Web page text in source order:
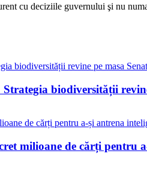
cu deciziile guvernului şi nu
biodiversității
milioane de cărți pentru